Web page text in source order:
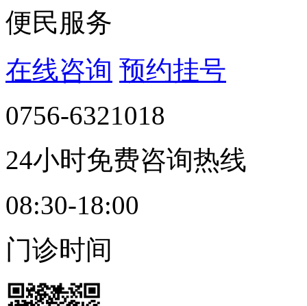
便民服务
在线咨询 预约挂号
0756-6321018
24小时免费咨询热线
08:30-18:00
门诊时间